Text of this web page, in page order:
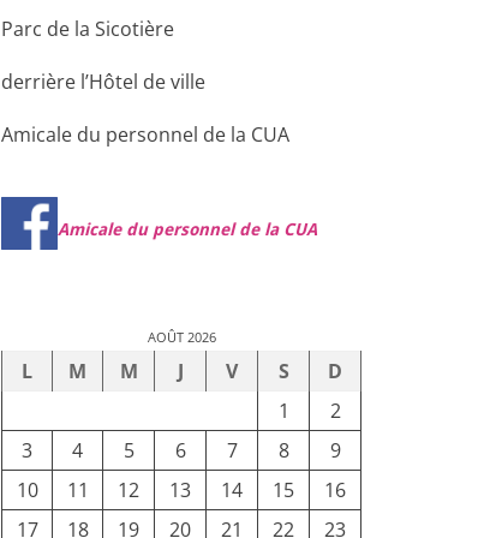
Parc de la Sicotière
derrière l’Hôtel de ville
Amicale du personnel de la CUA
Amicale du personnel de la CUA
AOÛT 2026
L M M J V S
D
1
2
3
4 5 6 7 8
9
10
11 12 13 14 15
16
17
18 19 20 21 22 23